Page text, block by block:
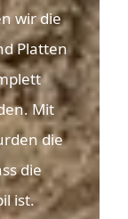
wir die
Platten
Mit
die
die
ist.